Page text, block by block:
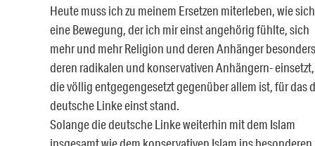
Heute muss ich zu meinem Ersetzen miterleben, wie sich
eine Bewegung, der ich mir einst angehörig fühlte, sich
mehr und mehr Religion und deren Anhänger besonders
deren radikalen und konservativen Anhängern- einsetzt,
die völlig entgegengesetzt gegenüber allem ist, für das
deutsche Linke einst stand.
Solange die deutsche Linke weiterhin mit dem Islam